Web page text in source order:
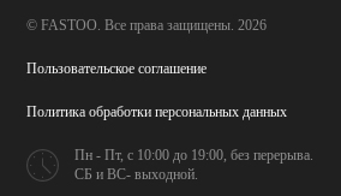
© FASTOO. Все права защищены. 2026
Пользовательское соглашение
Политика обработкиперсональных данных
Пн - Пт, с 10:00 до 19:00,без перерыва.
СБ и ВС- выходной.